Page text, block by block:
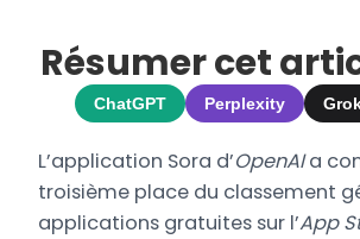
Résumer cet
ChatGPT Perplexity
L’application Sora d’OpenAIa
troisième place du classement
applications gratuites sur l’App